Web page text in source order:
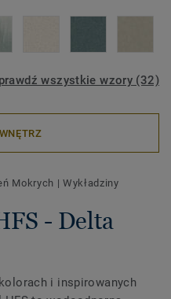
wszystkie wzory (32)
Mokrych | Wykładziny
- Delta
i inspirowanych